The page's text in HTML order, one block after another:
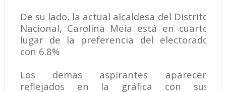
De su lado, la actual alcaldesa del Distrito
Nacional, Carolina Meía está en cuarto
lugar de la preferencia del electorado
con 6.8%
Los demas aspirantes aparecen
reflejados en la gráfica con sus